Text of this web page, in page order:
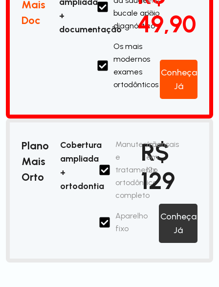
Mais
Doc
+
documentação
bucale apoio
diagnóstico
Os mais
modernos
exames
ortodônticos
49,90
12x
Conheça
Já
Plano
Mais
Orto
Cobertura
ampliada
+
ortodontia
Manutenção
e
tratamento
ortodôntico
completo
Aparelho
fixo
R$
129
/mensais
em
12x
Conheça
Já